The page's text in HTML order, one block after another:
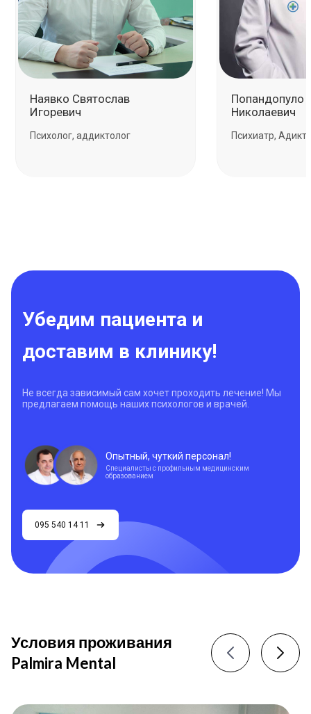
Наявко Святослав
Игоревич
Психолог, аддиктолог
Пoпандoпулo
Никoлаевич
Психиатр,
Убедим пациента и
доставим в клинику!
Не всегда зависимый сам хочет проходить лечение! Мы
предлагаем помощь наших психологов и врачей.
Опытный, чуткий персонал!
Специалисты с профильным медицинским
образованием
095 540 14 11
Условия проживания
Palmira Mental